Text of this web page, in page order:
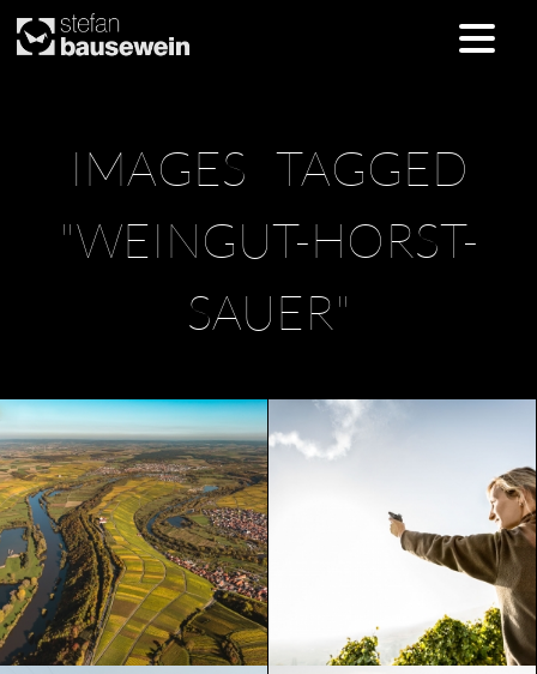
IMAGES TAGGED
"WEINGUT-HORST-
SAUER"